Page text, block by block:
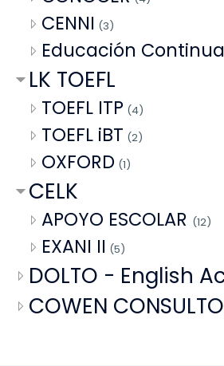
CENNI (3)
Educación Continua
LK TOEFL
TOEFL ITP (4)
TOEFL iBT (2)
OXFORD (1)
CELK
APOYO ESCOLAR (12)
EXANI II (5)
DOLTO - English
COWEN